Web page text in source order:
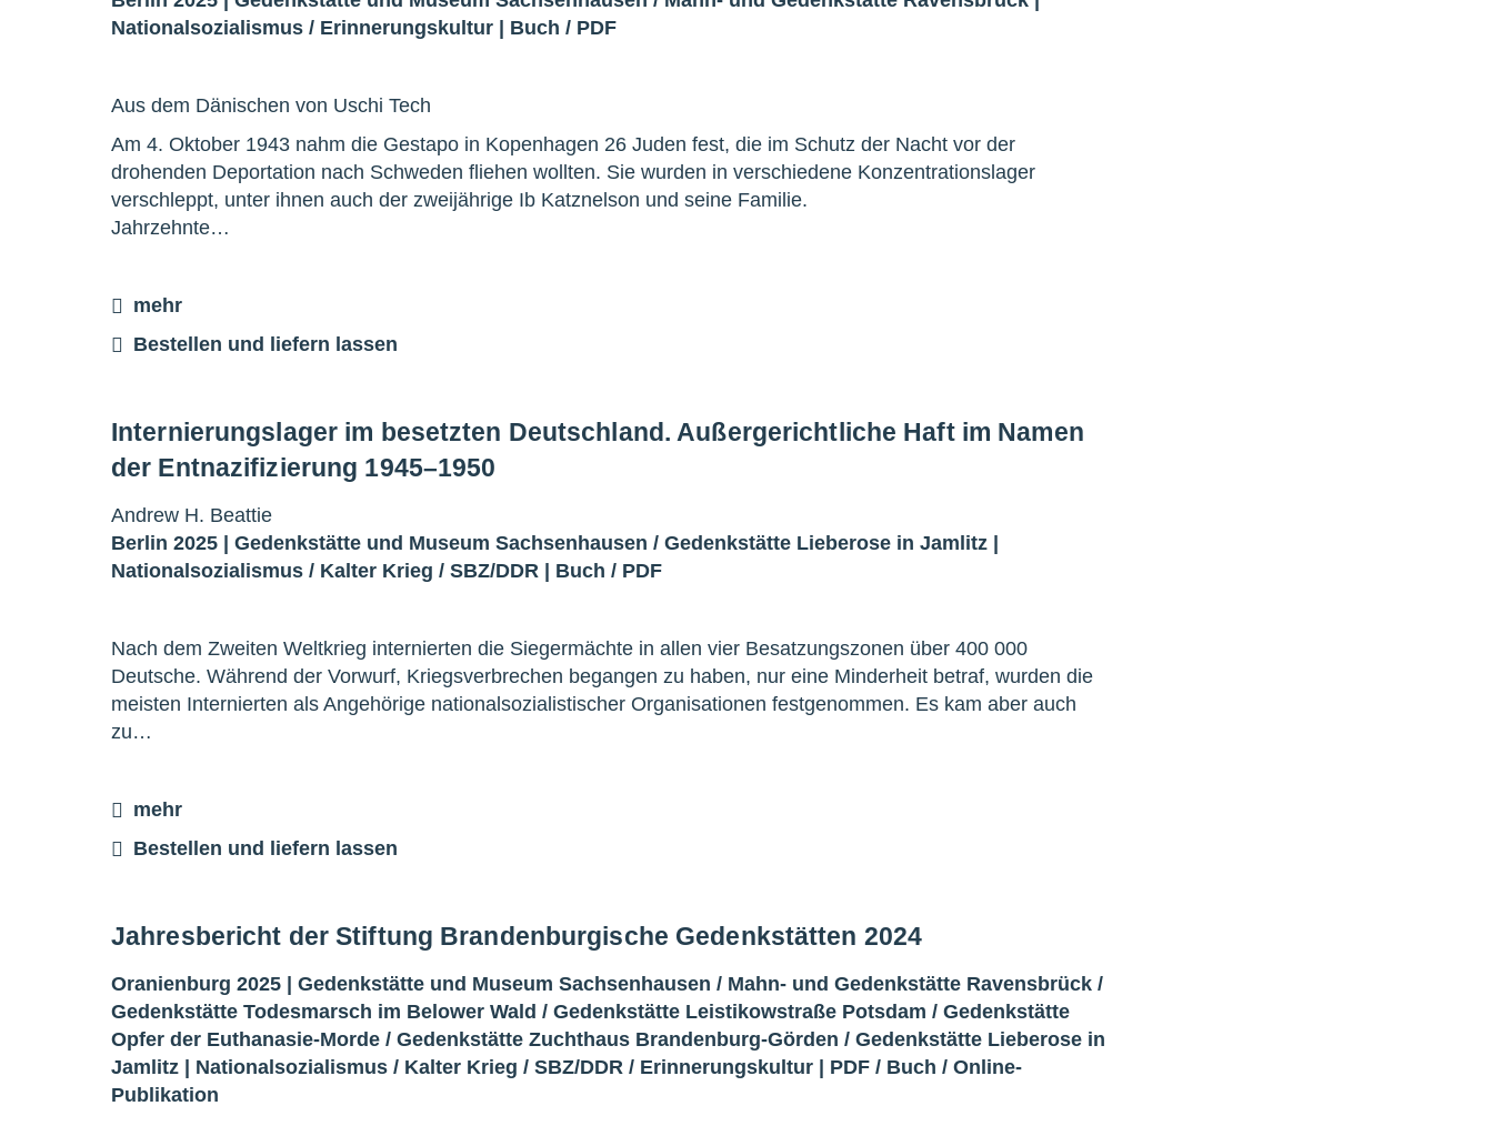
Nationalsozialismus / Erinnerungskultur | Buch / PDF
Aus dem Dänischen von Uschi Tech
Am 4. Oktober 1943 nahm die Gestapo in Kopenhagen 26 Juden fest, die im Schutz der Nacht vor der
drohenden Deportation nach Schweden fliehen wollten. Sie wurden in verschiedene Konzentrationslager
verschleppt, unter ihnen auch der zweijährige Ib Katznelson und seine Familie.
Jahrzehnte…
mehr
Bestellen und liefern lassen
Internierungslager im besetzten Deutschland. Außergerichtliche Haft im Namen
der Entnazifizierung 1945–1950
Andrew H. Beattie
Berlin 2025 | Gedenkstätte und Museum Sachsenhausen / Gedenkstätte Lieberose in Jamlitz |
Nationalsozialismus / Kalter Krieg / SBZ/DDR | Buch / PDF
Nach dem Zweiten Weltkrieg internierten die Siegermächte in allen vier Besatzungszonen über 400 000
Deutsche. Während der Vorwurf, Kriegsverbrechen begangen zu haben, nur eine Minderheit betraf, wurden die
meisten Internierten als Angehörige nationalsozialistischer Organisationen festgenommen. Es kam aber auch
zu…
mehr
Bestellen und liefern lassen
Jahresbericht der Stiftung Brandenburgische Gedenkstätten 2024
Oranienburg 2025 | Gedenkstätte und Museum Sachsenhausen / Mahn- und Gedenkstätte Ravensbrück /
Gedenkstätte Todesmarsch im Belower Wald / Gedenkstätte Leistikowstraße Potsdam / Gedenkstätte
Opfer der Euthanasie-Morde / Gedenkstätte Zuchthaus Brandenburg-Görden / Gedenkstätte Lieberose in
Jamlitz | Nationalsozialismus / Kalter Krieg / SBZ/DDR / Erinnerungskultur | PDF / Buch / Online-
Publikation